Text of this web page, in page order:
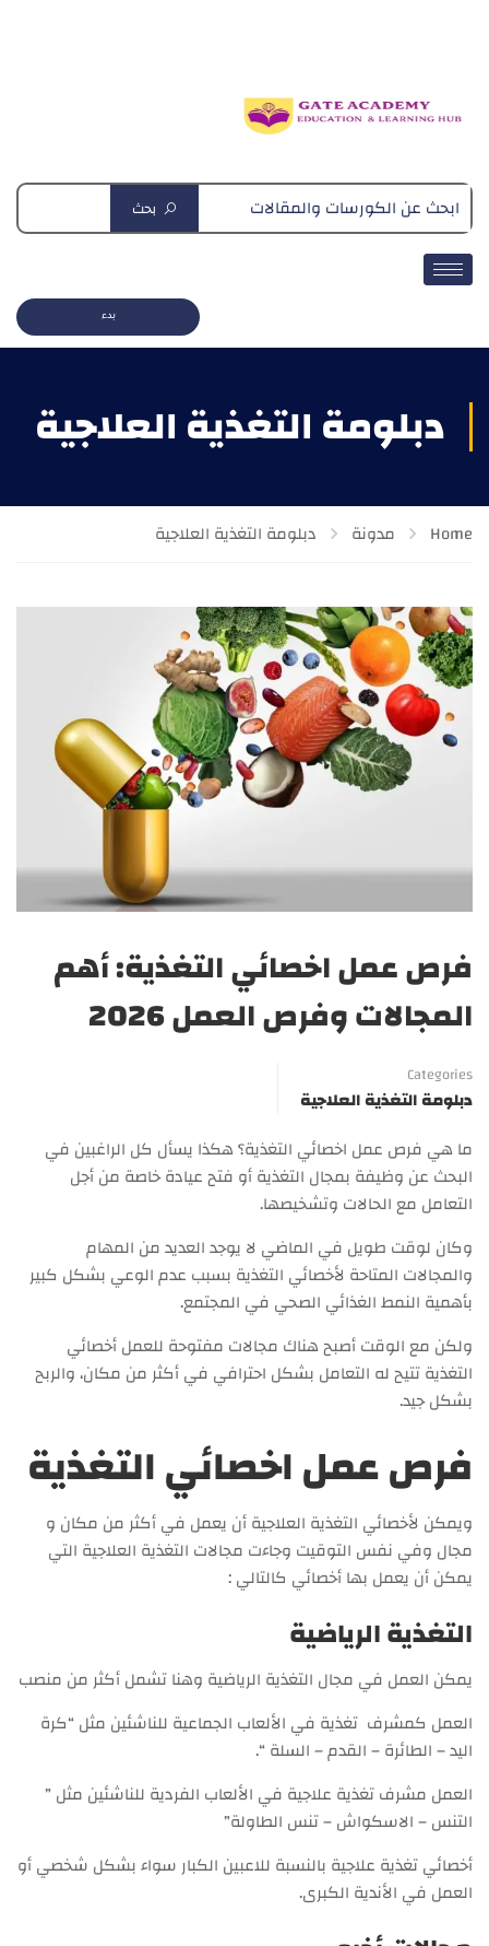
بحث
بدء
دبلومة التغذية العلاجية
Home مدونة دبلومة التغذية العلاجية
فرص عمل اخصائي التغذية: أهم
المجالات وفرص العمل 2026
Categories
دبلومة التغذية العلاجية
ما هي فرص عمل اخصائي التغذية؟ هكذا يسأل كل الراغبين في
البحث عن وظيفة بمجال التغذية أو فتح عيادة خاصة من أجل
التعامل مع الحالات وتشخيصها.
وكان لوقت طويل في الماضي لا يوجد العديد من المهام
والمجالات المتاحة لأخصائي التغذية بسبب عدم الوعي بشكل كبير
بأهمية النمط الغذائي الصحي في المجتمع.
ولكن مع الوقت أصبح هناك مجالات مفتوحة للعمل أخصائي
التغذية تتيح له التعامل بشكل احترافي في أكثر من مكان، والربح
بشكل جيد.
فرص عمل اخصائي التغذية
ويمكن لأخصائي التغذية العلاجية أن يعمل في أكثر من مكان و
مجال وفي نفس التوقيت وجاءت مجالات التغذية العلاجية التي
يمكن أن يعمل بها أخصائي كالتالي :
التغذية الرياضية
يمكن العمل في مجال التغذية الرياضية وهنا تشمل أكثر من منصب
العمل كمشرف تغذية في الألعاب الجماعية للناشئين مثل “كرة
اليد – الطائرة – القدم – السلة “.
العمل مشرف تغذية علاجية في الألعاب الفردية للناشئين مثل ”
التنس – الاسكواش – تنس الطاولة”
أخصائي تغذية علاجية بالنسبة للاعبين الكبار سواء بشكل شخصي أو
العمل في الأندية الكبرى.